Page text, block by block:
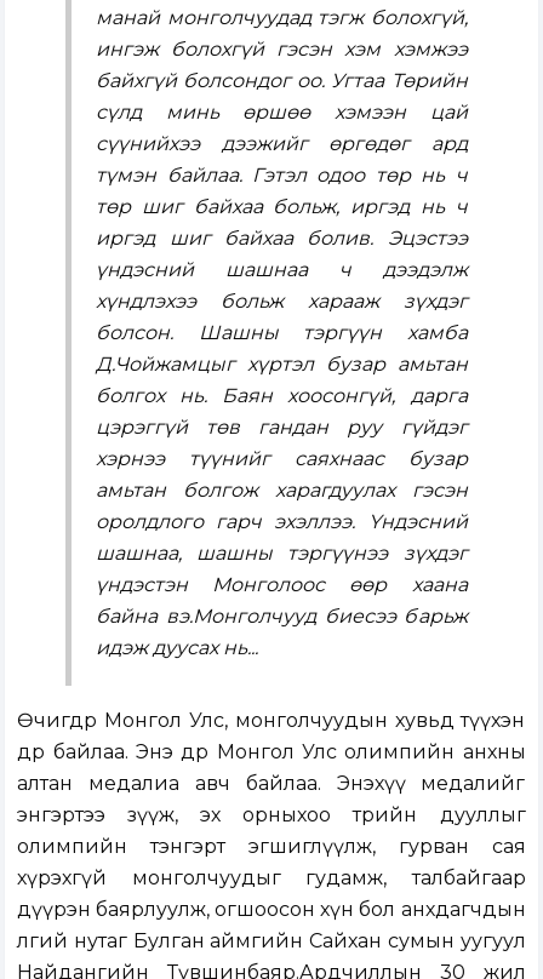
манай монголчуудад тэгж болохгүй,
ингэж болохгүй гэсэн хэм хэмжээ
байхгүй болсондог оо. Угтаа Төрийн
сүлд минь өршөө хэмээн цай
сүүнийхээ дээжийг өргөдөг ард
түмэн байлаа. Гэтэл одоо төр нь ч
төр шиг байхаа больж, иргэд нь ч
иргэд шиг байхаа болив. Эцэстээ
үндэсний шашнаа ч дээдэлж
хүндлэхээ больж харааж зүхдэг
болсон. Шашны тэргүүн хамба
Д.Чойжамцыг хүртэл бузар амьтан
болгох нь. Баян хоосонгүй, дарга
цэрэггүй төв гандан руу гүйдэг
хэрнээ түүнийг саяхнаас бузар
амьтан болгож харагдуулах гэсэн
оролдлого гарч эхэллээ. Үндэсний
шашнаа, шашны тэргүүнээ зүхдэг
үндэстэн Монголоос өөр хаана
байна вэ.Монголчууд биесээ барьж
идэж дуусах нь...
Өчигдөр Монгол Улс, монголчуудын хувьд түүхэн
өдөр байлаа. Энэ өдөр Монгол Улс олимпийн анхны
алтан медалиа авч байлаа. Энэхүү медалийг
энгэртээ зүүж, эх орныхоо төрийн дууллыг
олимпийн тэнгэрт эгшиглүүлж, гурван сая
хүрэхгүй монголчуудыг гудамж, талбайгаар
дүүрэн баярлуулж, огшоосон хүн бол анхдагчдын
өлгий нутаг Булган аймгийн Сайхан сумын уугуул
Найдангийн Түвшинбаяр.Ардчиллын 30 жил